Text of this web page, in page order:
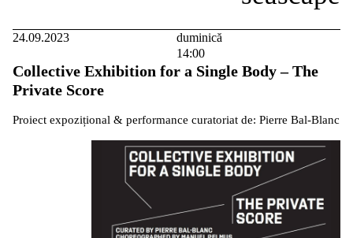
24.09.2023
duminică
14:00
Collective Exhibition for a Single Body – The
Private Score
Proiect expozițional & performance curatoriat de: Pierre Bal-Blanc